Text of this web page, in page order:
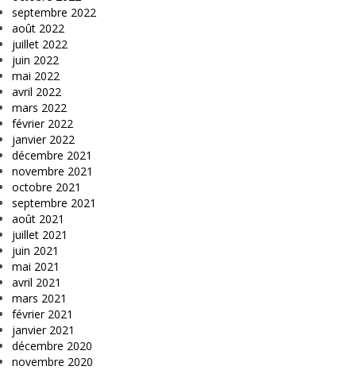
septembre 2022
août 2022
juillet 2022
juin 2022
mai 2022
avril 2022
mars 2022
février 2022
janvier 2022
décembre 2021
novembre 2021
octobre 2021
septembre 2021
août 2021
juillet 2021
juin 2021
mai 2021
avril 2021
mars 2021
février 2021
janvier 2021
décembre 2020
novembre 2020